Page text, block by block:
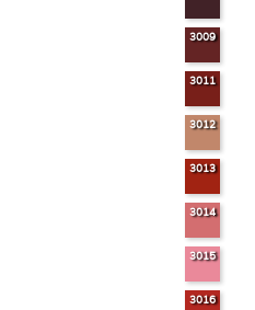
3009
3011
3012
3013
3014
3015
3016